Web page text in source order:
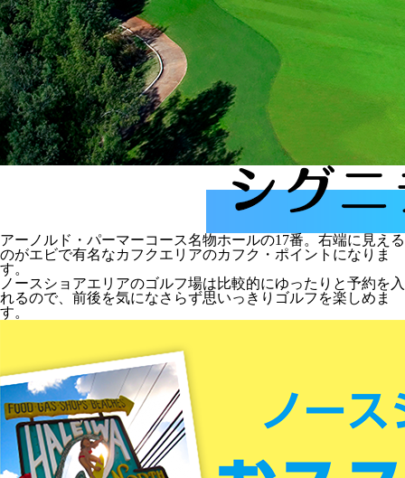
アーノルド・パーマーコース名物ホールの17番。右端に見える
のがエビで有名なカフクエリアのカフク・ポイントになりま
す。
ノースショアエリアのゴルフ場は比較的にゆったりと予約を入
れるので、前後を気になさらず思いっきりゴルフを楽しめま
す。